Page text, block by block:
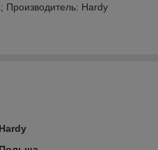
Производитель: Hardy
Hardy